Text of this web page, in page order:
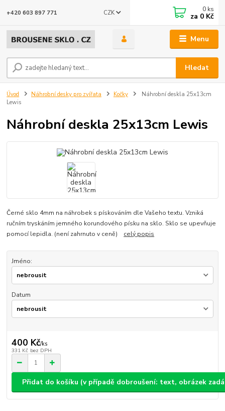
Menu
CZK
Hledat
+420 603 897 771 0 ks
za 0 Kč
Úvod Náhrobní desky pro zvířata Kočky
Náhrobní deskla 25x13cm
Lewis
Náhrobní deskla 25x13cm Lewis
Černé sklo 4mm na náhrobek s pískováním dle Vašeho textu. Vzniká
ručním tryskáním jemného korundového písku na sklo. Sklo se upevňuje
pomocí lepidla. (není zahrnuto v ceně) celý popis
Jméno:
Datum
400 Kč/ks
331 Kč bez DPH
Přidat do košíku (v případě dobroušení: text, obrázek